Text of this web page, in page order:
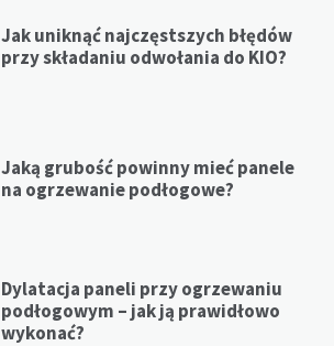
Jak uniknąć najczęstszych błędów
przy składaniu odwołania do KIO?
Jaką grubość powinny mieć panele
na ogrzewanie podłogowe?
Dylatacja paneli przy ogrzewaniu
podłogowym – jak ją prawidłowo
wykonać?